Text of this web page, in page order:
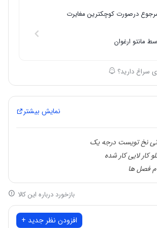
درصورت کوچکترین مغایرت
مانتو ارغوان
سراغ دارید؟
نمایش بیشتر
نخ تویست درجه یک
کار لایی کار شده
فصل ها
،دوخت و تنخور عالی
استفاده برای 36 تا 56
بازخورد درباره این کالا
افزودن نظر جدید +